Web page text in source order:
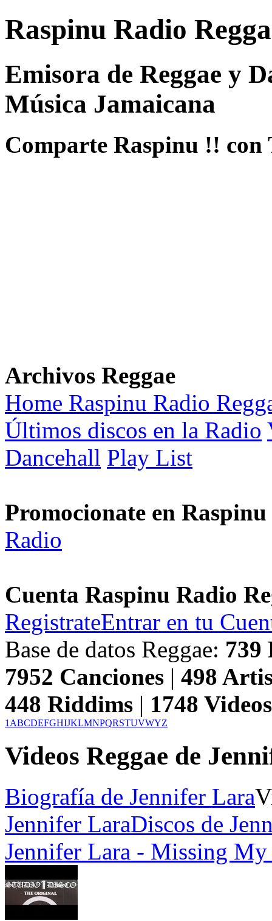
Raspinu Radio
Emisora de Reggae y
Música Jamaicana
Comparte Raspinu !! con
Archivos Reggae
Home Raspinu Radio
Últimos discos en la Radio
Dancehall Play List
Promocionate en
Radio
Cuenta Raspinu Radio
RegistrateEntrar en tu
Base de datos Reggae: 739
7952 Canciones | 498
448 Riddims | 1748
1 ABCDEFGHIJKLMNPQRSTUVWYZ
Videos Reggae de
Biografía de Jennifer Lara
Jennifer LaraDiscos de
Jennifer Lara - Missing